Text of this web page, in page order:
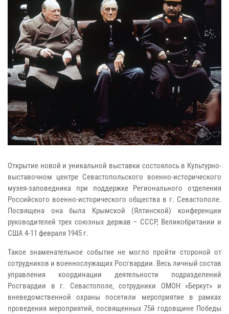
Открытие новой и уникальной выставки состоялось в Культурно-
выставочном центре Севастопольского военно-исторического
музея-заповедника при поддержке Регионального отделения
Российского военно-исторического общества в г. Севастополе.
Посвящена она была Крымской (Ялтинской) конференции
руководителей трех союзных держав – СССР, Великобритании и
США 4-11 февраля 1945 г.
Такое знаменательное событие не могло пройти стороной от
сотрудников и военнослужащих Росгвардии. Весь личный состав
управления координации деятельности подразделений
Росгвардии в г. Севастополе, сотрудники ОМОН «Беркут» и
вневедомственной охраны посетили мероприятие в рамках
проведения мероприятий, посвященных 75й годовщине Победы